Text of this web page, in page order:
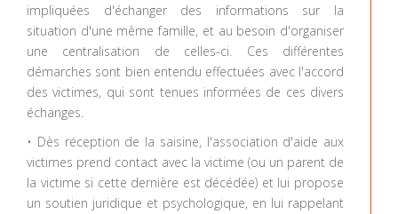
impliquées d'échanger des informations sur la
situation d'une même famille, et au besoin d'organiser
une centralisation de celles-ci. Ces différentes
démarches sont bien entendu effectuées avec l'accord
des victimes, qui sont tenues informées de ces divers
échanges.
• Dès réception de la saisine, l'association d'aide aux
victimes prend contact avec la victime (ou un parent de
la victime si cette dernière est décédée) et lui propose
un soutien juridique et psychologique, en lui rappelant